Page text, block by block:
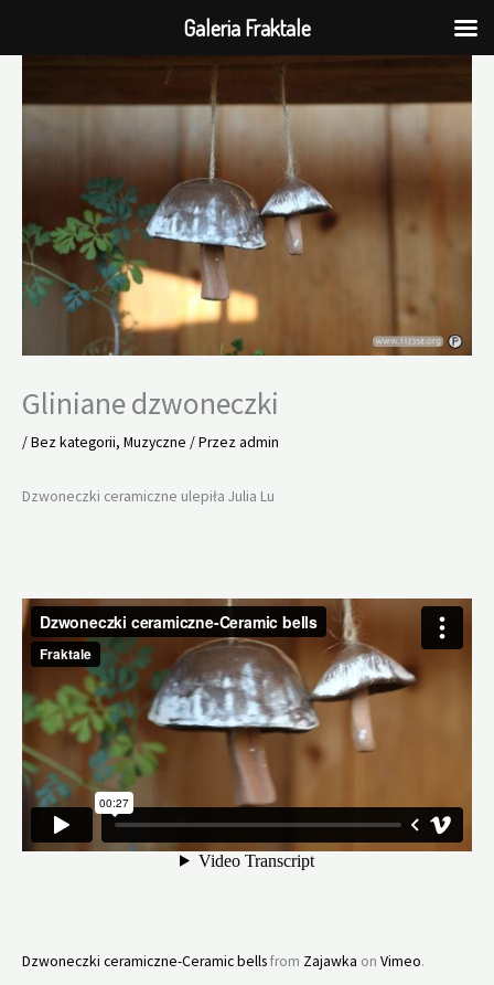
Gliniane dzwoneczki
/Bez kategorii, Muzyczne / Przezadmin
Dzwoneczki ceramiczne ulepiła Julia Lu
Dzwoneczki ceramiczne-Ceramic bellsfrom Zajawka on Vimeo.
Galeria Fraktale